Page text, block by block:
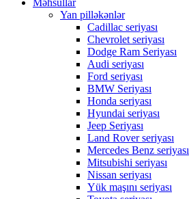
Məhsullar
Yan pilləkənlər
Cadillac seriyası
Chevrolet seriyası
Dodge Ram Seriyası
Audi seriyası
Ford seriyası
BMW Seriyası
Honda seriyası
Hyundai seriyası
Jeep Seriyası
Land Rover seriyası
Mercedes Benz seriyası
Mitsubishi seriyası
Nissan seriyası
Yük maşını seriyası